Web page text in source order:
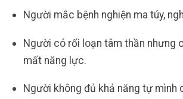
Người mắc bệnh nghiện ma túy,
Người có rối loạn tâm thần nhưng
mất năng lực.
Người không đủ khả năng tự mình